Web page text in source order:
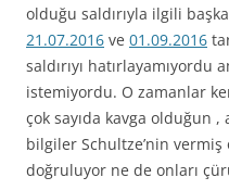
olduğu saldırıyla ilgili
21.07.2016 ve 01.09.2016
saldırıyı
istemiyordu. O zamanlar
çok sayıda kavga olduğun ,
bilgiler Schultze’nin
doğruluyor ne de onları